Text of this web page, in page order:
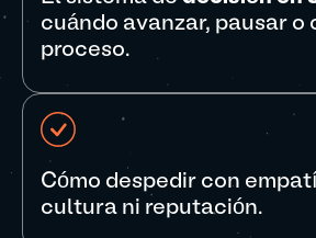
cuándo avanzar, pausar o
proceso.
Cómo despedir con
cultura ni reputación.